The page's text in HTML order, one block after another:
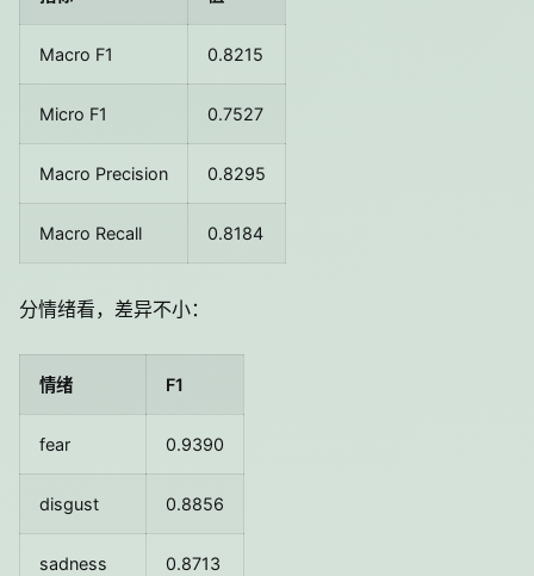
Macro F1 0.8215
Micro F1 0.7527
Macro Precision 0.8295
Macro Recall 0.8184
分情绪看，差异不小：
情绪 F1
fear 0.9390
disgust 0.8856
sadness 0.8713